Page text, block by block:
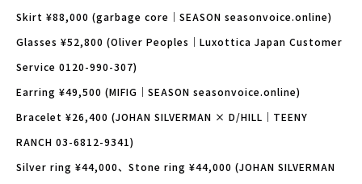
Skirt ¥88,000 (garbage core｜SEASON seasonvoice.online)
Glasses ¥52,800 (Oliver Peoples｜Luxottica Japan Customer
Service 0120-990-307)
Earring ¥49,500 (MIFIG｜SEASON seasonvoice.online)
Bracelet ¥26,400 (JOHAN SILVERMAN × D/HILL｜TEENY
RANCH 03-6812-9341)
Silver ring ¥44,000、Stone ring ¥44,000 (JOHAN SILVERMAN